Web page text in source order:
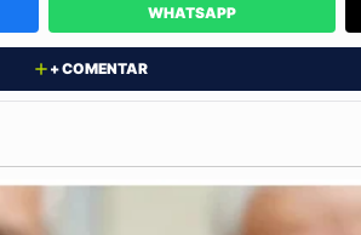
ter prometido fotos
geraram um ambiente de mal-estar
festa. O vídeo de Amaury não
que permeava o evento. A
WHATSAPP
+ COMENTAR